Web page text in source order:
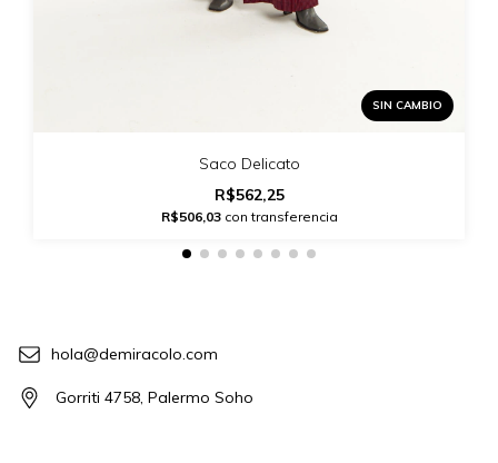
SIN CAMBIO
Saco Delicato
R$562,25
R$506,03con transferencia
hola@demiracolo.com
Gorriti 4758, Palermo Soho